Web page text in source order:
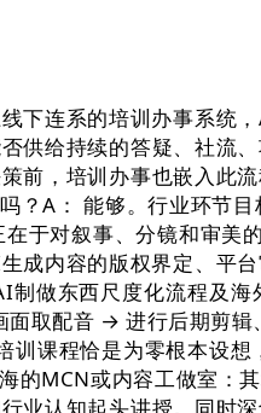
连系的培训办事系统
给持续的答疑、社流
，培训办事也嵌入此
A： 能够。行业环节
于对叙事、分镜和审美
内容的版权界定、平
做东西尺度化流程及
取配音 → 进行后期剪
课程恰是为零根本设
MCN或内容工做室：